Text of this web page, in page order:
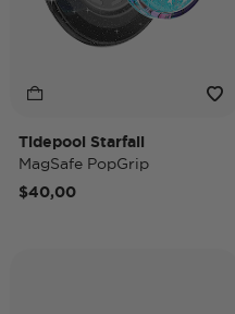
Tidepool Starfall
MagSafe PopGrip
$40,00